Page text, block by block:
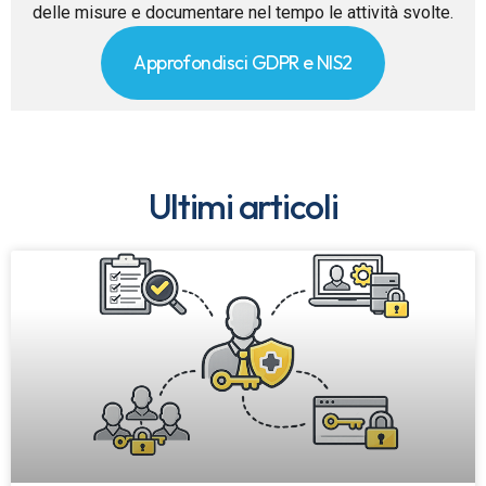
delle misure e documentare nel tempo le attività svolte.
Approfondisci GDPR e NIS2
Ultimi articoli